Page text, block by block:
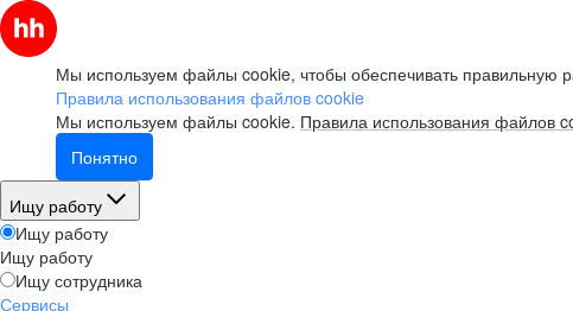
Мы используем файлы cookie, чтобы обеспечивать правильную
Правила использования файлов cookie
Мы используем файлы cookie. Правила использования файлов
Понятно
Ищу работу
Ищу работу
Ищу работу
Ищу сотрудника
Сервисы